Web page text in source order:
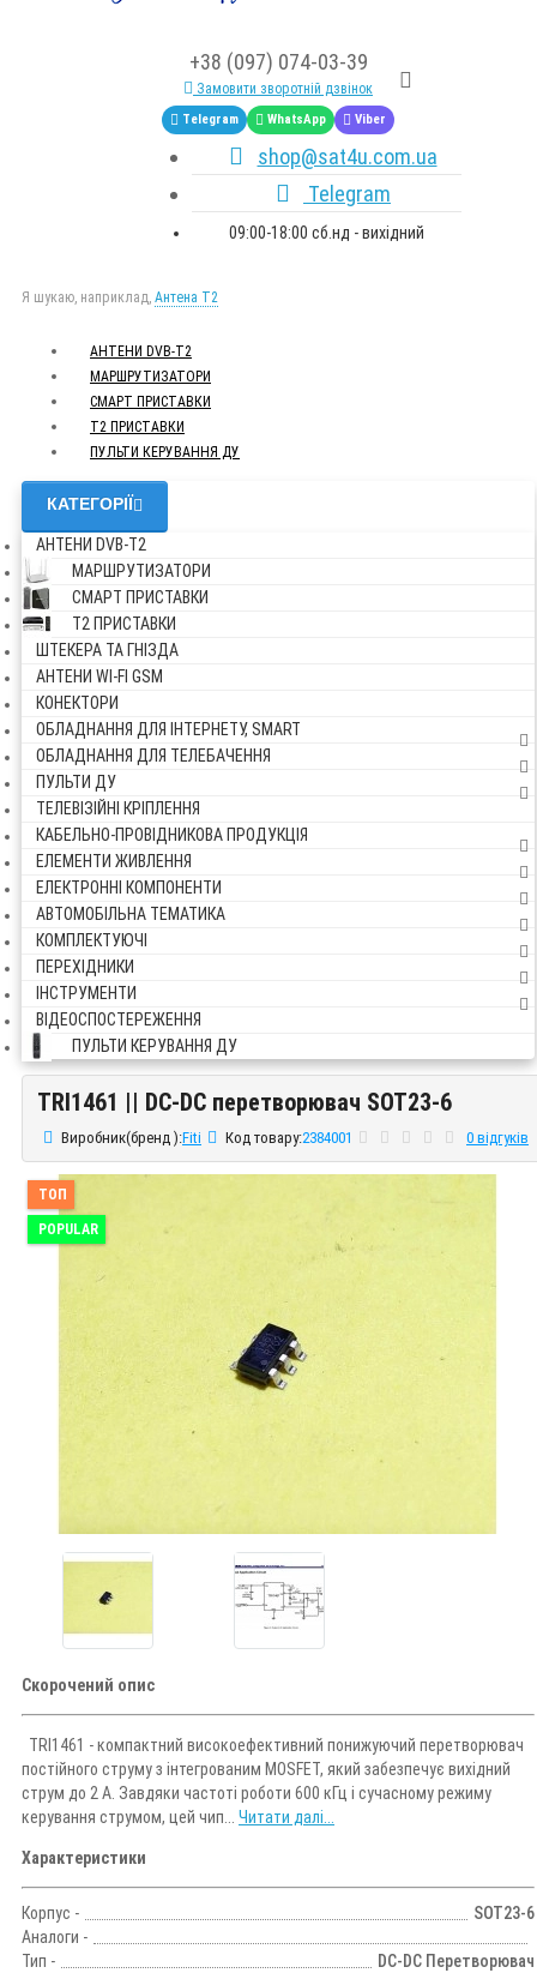
+38 (097) 074-03-39
Замовити зворотній дзвінок
Telegram WhatsApp Viber
shop@sat4u.com.ua
Telegram
09:00-18:00 сб.нд - вихідний
Я шукаю, наприклад, Антена Т2
АНТЕНИ DVB-Т2
МАРШРУТИЗАТОРИ
СМАРТ ПРИСТАВКИ
Т2 ПРИСТАВКИ
ПУЛЬТИ КЕРУВАННЯ ДУ
КАТЕГОРІЇ
АНТЕНИ DVB-Т2
МАРШРУТИЗАТОРИ
СМАРТ ПРИСТАВКИ
Т2 ПРИСТАВКИ
ШТЕКЕРА ТА ГНІЗДА
АНТЕНИ WI-FI GSM
КОНЕКТОРИ
ОБЛАДНАННЯ ДЛЯ ІНТЕРНЕТУ, SMART
ОБЛАДНАННЯ ДЛЯ ТЕЛЕБАЧЕННЯ
ПУЛЬТИ ДУ
ТЕЛЕВІЗІЙНІ КРІПЛЕННЯ
КАБЕЛЬНО-ПРОВІДНИКОВА ПРОДУКЦІЯ
ЕЛЕМЕНТИ ЖИВЛЕННЯ
ЕЛЕКТРОННІ КОМПОНЕНТИ
АВТОМОБІЛЬНА ТЕМАТИКА
КОМПЛЕКТУЮЧІ
ПЕРЕХІДНИКИ
ІНСТРУМЕНТИ
ВІДЕОСПОСТЕРЕЖЕННЯ
ПУЛЬТИ КЕРУВАННЯ ДУ
TRI1461 || DC-DC перетворювач SOT23-6
TRI1461 || DC-DC перетворювач SOT23-6
Виробник(бренд ):Fiti Код товару:2384001 0 відгуків
ТОП
POPULAR
Скорочений опис
TRI1461 - компактний високоефективний понижуючий перетворювач
постійного струму з інтегрованим MOSFET, який забезпечує вихідний
струм до 2 А. Завдяки частоті роботи 600 кГц і сучасному режиму
керування струмом, цей чип... Читати далі...
Характеристики
Корпус -
SOT23-6
Аналоги -
Тип -
DC-DC Перетворювач